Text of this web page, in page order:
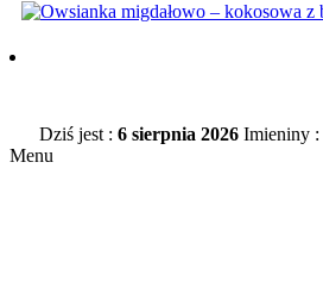
Dziś jest : 6 sierpnia 2026 Imieniny :
Menu